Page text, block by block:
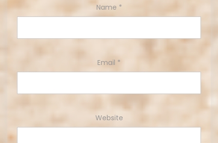
Name *
Email *
Website